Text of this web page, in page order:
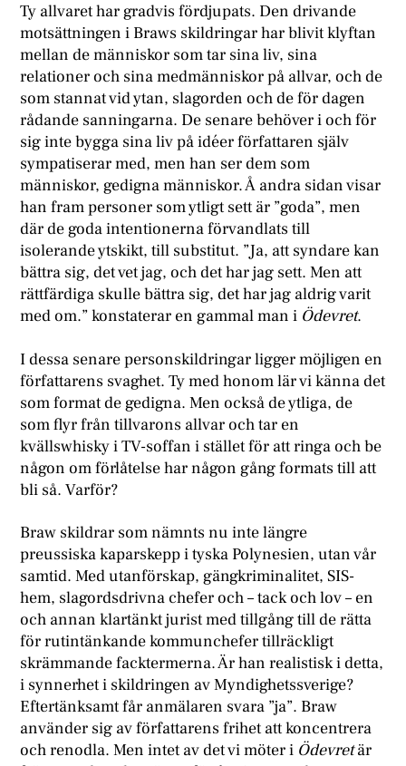
Ty allvaret har gradvis fördjupats. Den drivande
motsättningen i Braws skildringar har blivit klyftan
mellan de människor som tar sina liv, sina
relationer och sina medmänniskor på allvar, och de
som stannat vid ytan, slagorden och de för dagen
rådande sanningarna. De senare behöver i och för
sig inte bygga sina liv på idéer författaren själv
sympatiserar med, men han ser dem som
människor, gedigna människor. Å andra sidan visar
han fram personer som ytligt sett är ”goda”, men
där de goda intentionerna förvandlats till
isolerande ytskikt, till substitut. ”Ja, att syndare kan
bättra sig, det vet jag, och det har jag sett. Men att
rättfärdiga skulle bättra sig, det har jag aldrig varit
med om.” konstaterar en gammal man i Ödevret.
I dessa senare personskildringar ligger möjligen en
författarens svaghet. Ty med honom lär vi känna det
som format de gedigna. Men också de ytliga, de
som flyr från tillvarons allvar och tar en
kvällswhisky i TV-soffan i stället för att ringa och be
någon om förlåtelse har någon gång formats till att
bli så. Varför?
Braw skildrar som nämnts nu inte längre
preussiska kaparskepp i tyska Polynesien, utan vår
samtid. Med utanförskap, gängkriminalitet, SIS-
hem, slagordsdrivna chefer och – tack och lov – en
och annan klartänkt jurist med tillgång till de rätta
för rutintänkande kommunchefer tillräckligt
skrämmande facktermerna. Är han realistisk i detta,
i synnerhet i skildringen av Myndighetssverige?
Eftertänksamt får anmälaren svara ”ja”. Braw
använder sig av författarens frihet att koncentrera
och renodla. Men intet av det vi möter i Ödevretär